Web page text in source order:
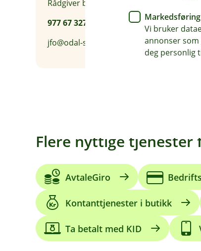
Rådgiver bedriftsmarked
977 67 327
jfo@odal-sparebank.no
Flere nyttige tjenester
AvtaleGiro
Kontanttjenester i butikk
Ta betalt med KID
Markedsføring
Vi bruker
annonser
deg personlig